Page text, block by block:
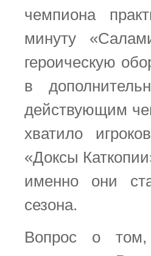
чемпиона
минуту
героическую
в
действующим
хватило
«Доксы
именно они
сезона.
Вопрос о том,